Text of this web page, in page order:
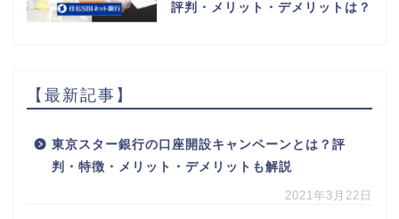
評判・メリット・デメリットは？
【最新記事】
東京スター銀行の口座開設キャンペーンとは？評
判・特徴・メリット・デメリットも解説
2021年3月22日